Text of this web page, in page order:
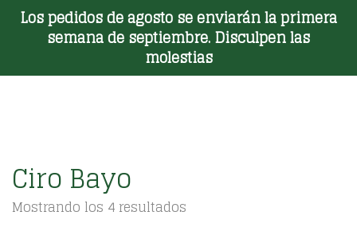
Los pedidos de agosto se enviarán la primera
semana de septiembre. Disculpen las
molestias
Toggle Menu
Ciro Bayo
Mostrando los 4 resultados